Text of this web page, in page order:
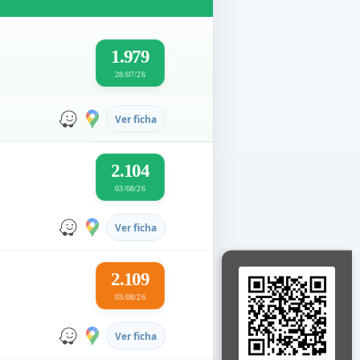
1.979
28/07/26
Ver ficha
2.104
03/08/26
Ver ficha
2.109
03/08/26
Ver ficha